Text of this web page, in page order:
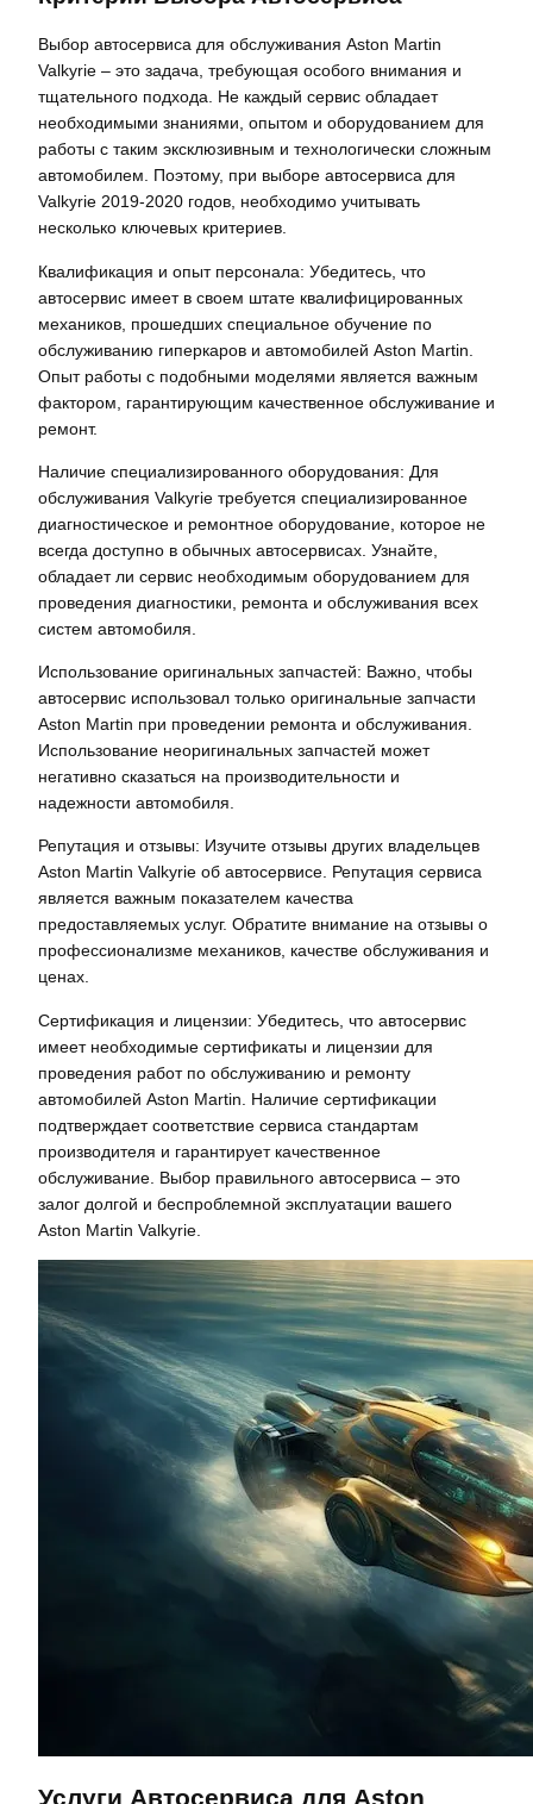
Выбор автосервиса для обслуживания Aston Martin
Valkyrie – это задача, требующая особого внимания и
тщательного подхода. Не каждый сервис обладает
необходимыми знаниями, опытом и оборудованием для
работы с таким эксклюзивным и технологически сложным
автомобилем. Поэтому, при выборе автосервиса для
Valkyrie 2019-2020 годов, необходимо учитывать
несколько ключевых критериев.
Квалификация и опыт персонала: Убедитесь, что
автосервис имеет в своем штате квалифицированных
механиков, прошедших специальное обучение по
обслуживанию гиперкаров и автомобилей Aston Martin.
Опыт работы с подобными моделями является важным
фактором, гарантирующим качественное обслуживание и
ремонт.
Наличие специализированного оборудования: Для
обслуживания Valkyrie требуется специализированное
диагностическое и ремонтное оборудование, которое не
всегда доступно в обычных автосервисах. Узнайте,
обладает ли сервис необходимым оборудованием для
проведения диагностики, ремонта и обслуживания всех
систем автомобиля.
Использование оригинальных запчастей: Важно, чтобы
автосервис использовал только оригинальные запчасти
Aston Martin при проведении ремонта и обслуживания.
Использование неоригинальных запчастей может
негативно сказаться на производительности и
надежности автомобиля.
Репутация и отзывы: Изучите отзывы других владельцев
Aston Martin Valkyrie об автосервисе. Репутация сервиса
является важным показателем качества
предоставляемых услуг. Обратите внимание на отзывы о
профессионализме механиков, качестве обслуживания и
ценах.
Сертификация и лицензии: Убедитесь, что автосервис
имеет необходимые сертификаты и лицензии для
проведения работ по обслуживанию и ремонту
автомобилей Aston Martin. Наличие сертификации
подтверждает соответствие сервиса стандартам
производителя и гарантирует качественное
обслуживание. Выбор правильного автосервиса – это
залог долгой и беспроблемной эксплуатации вашего
Aston Martin Valkyrie.
Услуги Автосервиса для Aston